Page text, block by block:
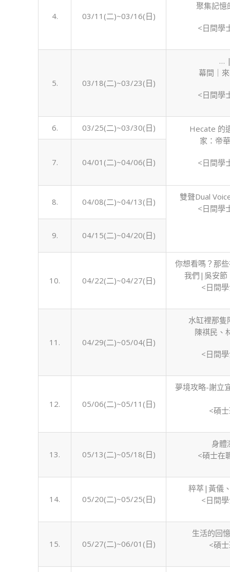
4. 03/11(二)~03/16(日)
聚集記
<日間學
5. 03/18(二)~03/23(日)
…
幕間｜
<日間學
6. 03/25(二)~03/30(日)
Hecate 的
家：帝
<日間學
7. 04/01(二)~04/06(日)
8. 04/08(二)~04/13(日)
雙聲Dual
<日間學
9. 04/15(二)~04/20(日)
10. 04/22(二)~04/27(日)
你想看嗎？那
我們|吳安節
<日間
11. 04/29(二)~05/04(日)
水缸裡那
陳祺民、
<日間
12. 05/06(二)~05/11(日)
夢境攻略-謝立
<碩
13. 05/13(二)~05/18(日)
身體
<碩士在
14. 05/20(二)~05/25(日)
粹萃|黃儀
<日間
15. 05/27(二)~06/01(日)
生活的回
<碩